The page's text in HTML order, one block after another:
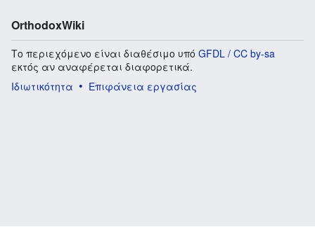
OrthodoxWiki
Το περιεχόμενο είναι διαθέσιμο υπό GFDL / CC by-sa
εκτός αν αναφέρεται διαφορετικά.
Ιδιωτικότητα
Επιφάνεια εργασίας